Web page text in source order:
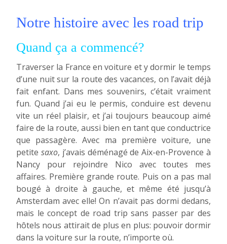
Notre histoire avec les road trip
Quand ça a commencé?
Traverser la France en voiture et y dormir le temps
d’une nuit sur la route des vacances, on l’avait déjà
fait enfant. Dans mes souvenirs, c’était vraiment
fun. Quand j’ai eu le permis, conduire est devenu
vite un réel plaisir, et j’ai toujours beaucoup aimé
faire de la route, aussi bien en tant que conductrice
que passagère. Avec ma première voiture, une
petite saxo, j’avais déménagé de Aix-en-Provence à
Nancy pour rejoindre Nico avec toutes mes
affaires. Première grande route. Puis on a pas mal
bougé à droite à gauche, et même été jusqu’à
Amsterdam avec elle! On n’avait pas dormi dedans,
mais le concept de road trip sans passer par des
hôtels nous attirait de plus en plus: pouvoir dormir
dans la voiture sur la route, n’importe où.